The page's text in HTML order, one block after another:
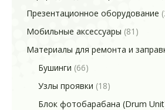
Презентационное оборудование
Мобильные аксессуары (81)
Материалы для ремонта и
Бушинги (66)
Узлы проявки (18)
Блок фотобарабана (Drum